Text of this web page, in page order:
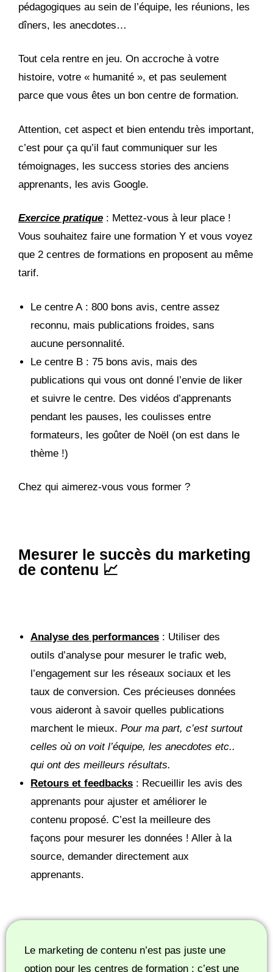
pédagogiques au sein de l’équipe, les réunions, les
dîners, les anecdotes…
Tout cela rentre en jeu. On accroche à votre
histoire, votre « humanité », et pas seulement
parce que vous êtes un bon centre de formation.
Attention, cet aspect et bien entendu très important,
c’est pour ça qu’il faut communiquer sur les
témoignages, les success stories des anciens
apprenants, les avis Google.
Exercice pratique : Mettez-vous à leur place !
Vous souhaitez faire une formation Y et vous voyez
que 2 centres de formations en proposent au même
tarif.
Le centre A : 800 bons avis, centre assez
reconnu, mais publications froides, sans
aucune personnalité.
Le centre B : 75 bons avis, mais des
publications qui vous ont donné l’envie de liker
et suivre le centre. Des vidéos d’apprenants
pendant les pauses, les coulisses entre
formateurs, les goûter de Noël (on est dans le
thème !)
Chez qui aimerez-vous vous former ?
Mesurer le succès du marketing
de contenu 📈
Analyse des performances : Utiliser des
outils d’analyse pour mesurer le trafic web,
l’engagement sur les réseaux sociaux et les
taux de conversion. Ces précieuses données
vous aideront à savoir quelles publications
marchent le mieux. Pour ma part, c’est surtout
celles où on voit l’équipe, les anecdotes etc..
qui ont des meilleurs résultats.
Retours et feedbacks : Recueillir les avis des
apprenants pour ajuster et améliorer le
contenu proposé. C’est la meilleure des
façons pour mesurer les données ! Aller à la
source, demander directement aux
apprenants.
Le marketing de contenu n’est pas juste une
option pour les centres de formation ; c’est une